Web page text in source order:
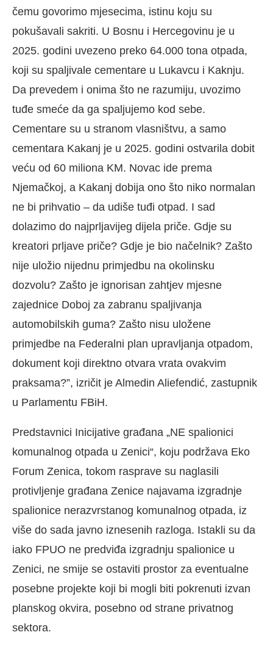
čemu govorimo mjesecima, istinu koju su
pokušavali sakriti. U Bosnu i Hercegovinu je u
2025. godini uvezeno preko 64.000 tona otpada,
koji su spaljivale cementare u Lukavcu i Kaknju.
Da prevedem i onima što ne razumiju, uvozimo
tuđe smeće da ga spaljujemo kod sebe.
Cementare su u stranom vlasništvu, a samo
cementara Kakanj je u 2025. godini ostvarila dobit
veću od 60 miliona KM. Novac ide prema
Njemačkoj, a Kakanj dobija ono što niko normalan
ne bi prihvatio – da udiše tuđi otpad. I sad
dolazimo do najprljavijeg dijela priče. Gdje su
kreatori prljave priče? Gdje je bio načelnik? Zašto
nije uložio nijednu primjedbu na okolinsku
dozvolu? Zašto je ignorisan zahtjev mjesne
zajednice Doboj za zabranu spaljivanja
automobilskih guma? Zašto nisu uložene
primjedbe na Federalni plan upravljanja otpadom,
dokument koji direktno otvara vrata ovakvim
praksama?”, izričit je Almedin Aliefendić, zastupnik
u Parlamentu FBiH.
Predstavnici Inicijative građana „NE spalionici
komunalnog otpada u Zenici“, koju podržava Eko
Forum Zenica, tokom rasprave su naglasili
protivljenje građana Zenice najavama izgradnje
spalionice nerazvrstanog komunalnog otpada, iz
više do sada javno iznesenih razloga. Istakli su da
iako FPUO ne predviđa izgradnju spalionice u
Zenici, ne smije se ostaviti prostor za eventualne
posebne projekte koji bi mogli biti pokrenuti izvan
planskog okvira, posebno od strane privatnog
sektora.